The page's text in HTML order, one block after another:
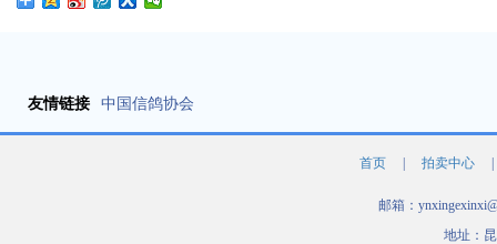
友情链接 中国信鸽协会
首页 拍卖中心
邮箱：
地址：